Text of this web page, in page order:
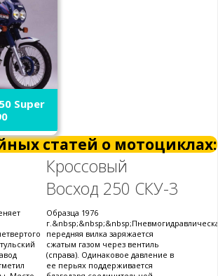
Super
статей о мотоциклах:
Кроссовый
Восход 250 СКУ-3
Образца 1976
передняя вилка заряжается
сжатым газом через вентиль
(справа). Одинаковое давление в
ее перьях поддерживается